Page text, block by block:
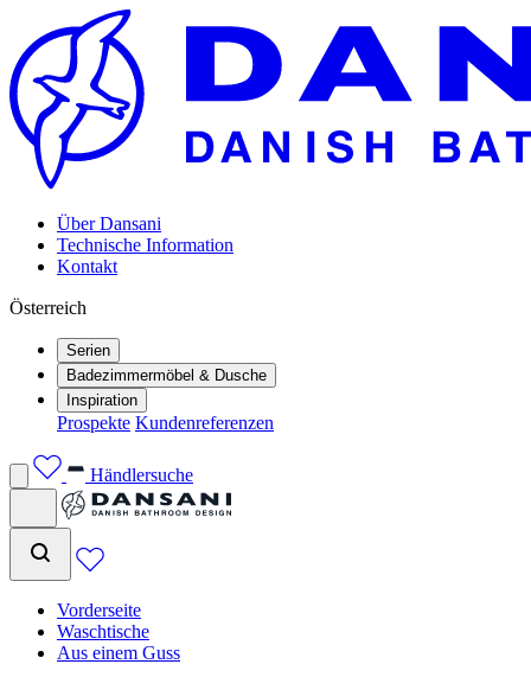
Über Dansani
Technische Information
Kontakt
Österreich
Serien
Badezimmermöbel & Dusche
Inspiration
Prospekte Kundenreferenzen
Händlersuche
Vorderseite
Waschtische
Aus einem Guss